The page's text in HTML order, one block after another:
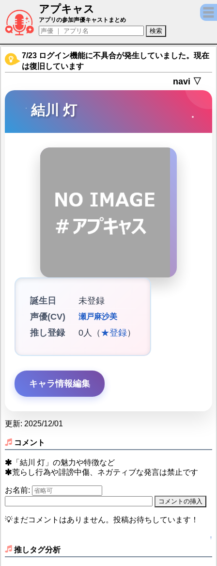
アプキャス
結川 灯（声優：瀬戸麻沙美)【遙かなる時空
アプリの参加声優キャストまとめ
7/23 ログイン機能に不具合が発生していました。現在
は復旧しています
navi ▽
結川 灯
誕生日
未登録
声優(CV)
瀬戸麻沙美
推し登録 0人（ ★登録）
キャラ情報編集
更新: 2025/12/01
コメント
「結川 灯」の魅力や特徴など
荒らし行為や誹謗中傷、ネガティブな発言は禁止です
お名前:
💡まだコメントはありません。投稿お待ちしています！
↑
推しタグ分析